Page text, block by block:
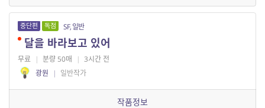
중단편 독점 SF, 일반
달을 바라보고 있어
무료 | 분량 50매 | 3시간 전
광원
| 일반작가
작품정보